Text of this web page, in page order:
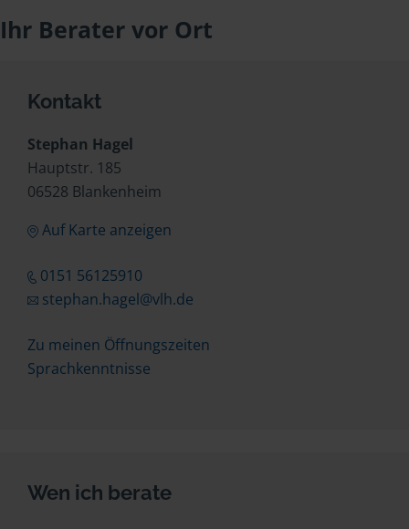
Ihr Berater vor Ort
Kontakt
Stephan Hagel
Hauptstr. 185
06528 Blankenheim
Auf Karte anzeigen
0151 56125910
stephan.hagel@vlh.de
Zu meinen Öffnungszeiten
Sprachkenntnisse
Wen ich berate